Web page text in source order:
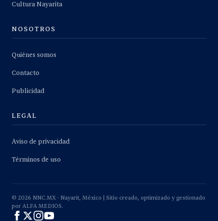
Cultura Nayarita
NOSOTROS
Quiénes somos
Contacto
Publicidad
LEGAL
Aviso de privacidad
Términos de uso
© 2026 NNC.MX · Nayarit, México | Sitio creado, optimizado y gestionado
por ALFA MEDIOS.